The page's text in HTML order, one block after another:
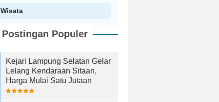
Wisata
Postingan Populer
Kejari Lampung Selatan Gelar
Lelang Kendaraan Sitaan,
Harga Mulai Satu Jutaan